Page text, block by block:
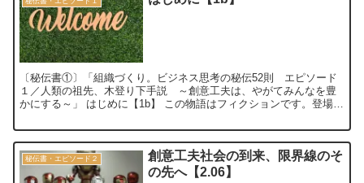
〔秘伝書①〕「組織づくり。ビジネス思考の秘伝52則 エピソード
１／人類の祖先、木登り下手説 ～創意工夫は、やがてみんなを豊
かにする～」 はじめに【1b】 この物語はフィクションです。登場人
秘伝書・エピソード２
創意工夫社会の到来、限界線のそ
の先へ【2.06】